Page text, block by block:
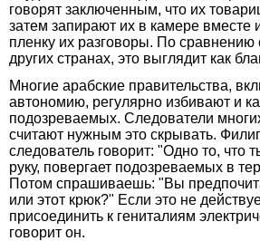
говорят заключенным, что их
затем запирают их в камере вместе
пленку их разговоры. По сравнению
других странах, это выглядит как
Многие арабские правительства,
автономию, регулярно избивают и
подозреваемых. Следователи
считают нужным это скрывать.
следователь говорит: "Одно то, что
руку, повергает подозреваемых в
Потом спрашиваешь: "Вы
или этот крюк?" Если это не
присоединить к гениталиям
говорит он.